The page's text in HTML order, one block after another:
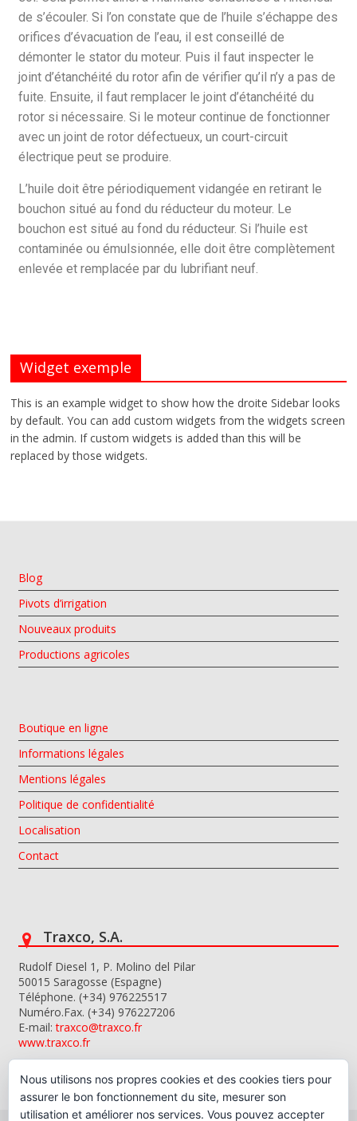
de s’écouler. Si l’on constate que de l’huile s’échappe des
orifices d’évacuation de l’eau, il est conseillé de
démonter le stator du moteur. Puis il faut inspecter le
joint d’étanchéité du rotor afin de vérifier qu’il n’y a pas de
fuite. Ensuite, il faut remplacer le joint d’étanchéité du
rotor si nécessaire. Si le moteur continue de fonctionner
avec un joint de rotor défectueux, un court-circuit
électrique peut se produire.
L’huile doit être périodiquement vidangée en retirant le
bouchon situé au fond du réducteur du moteur. Le
bouchon est situé au fond du réducteur. Si l’huile est
contaminée ou émulsionnée, elle doit être complètement
enlevée et remplacée par du lubrifiant neuf.
Widget exemple
This is an example widget to show how the droite Sidebar looks
by default. You can add custom widgets from the widgets screen
in the admin. If custom widgets is added than this will be
replaced by those widgets.
Blog
Pivots d’irrigation
Nouveaux produits
Productions agricoles
Boutique en ligne
Informations légales
Mentions légales
Politique de confidentialité
Localisation
Contact
Traxco, S.A.
Rudolf Diesel 1, P. Molino del Pilar
50015 Saragosse (Espagne)
Téléphone. (+34) 976225517
Numéro.Fax. (+34) 976227206
E-mail:traxco@traxco.fr
www.traxco.fr
Nous utilisons nos propres cookies et des cookies tiers pour
assurer le bon fonctionnement du site, mesurer son
utilisation et améliorer nos services. Vous pouvez accepter